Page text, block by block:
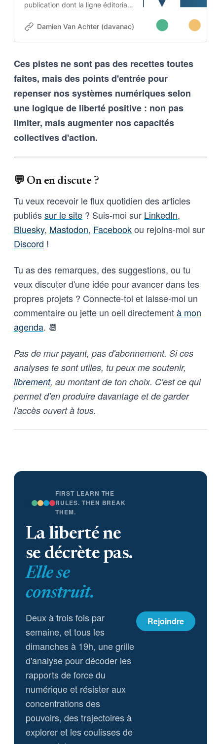
publication dont la ligne éditoriale
projet. Cette architecture auto-
outils d’intelligence artificielle
qu’aux humains qui les entrainent,
Damien Van Achter (davanac) Damien Van Achter
Ces pistes ne sont pas des recettes toutes
faites, mais des points d'entrée pour
repenser nos systèmes numériques selon
une logique de liberté positive : non pas
limiter, mais augmenter nos capacités
collectives d'action.
💬 On en discute ?
Tu veux recevoir le flux quotidien des articles
publiéssur le site ? Suis-moi sur LinkedIn,
Bluesky, Mastodon, Facebookou rejoins-moi sur
Discord !
Tu as des remarques, des suggestions, ou tu
veux discuter d'une idée pour avancer dans tes
propres projets ? Connecte-toi et laisse-moi un
commentaire ou jette un oeil directementà mon
agenda. 📆
Pas de mur payant, pas d'abonnement. Si ces
analyses te sont utiles, tu peux me soutenir,
librement, au montant de ton choix. C'est ce qui
permet d'en produire davantage et de garder
l'accès ouvert à tous.
FIRST LEARN THE
RULES. THEN BREAK
THEM.
La liberté ne
se décrète pas.
Elle se
construit.
Deux à trois fois par
semaine, et tous les
dimanches à 19h, une grille
d'analyse pour décoder les
rapports de force du
numérique et résister aux
concentrations des
pouvoirs, des trajectoires à
explorer et les coulisses de
Rejoindre